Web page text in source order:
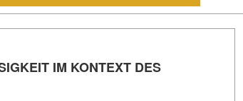
IM KONTEXT DES